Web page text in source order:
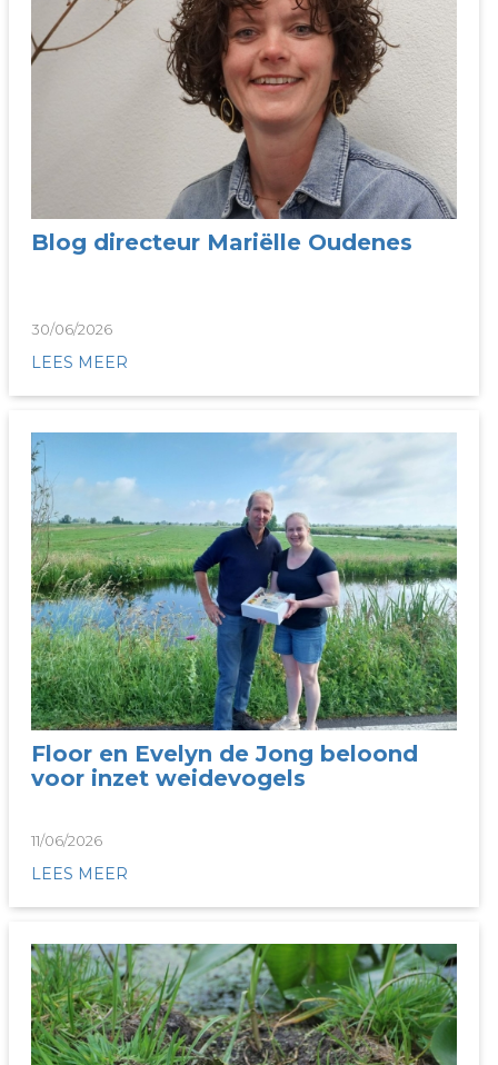
Blog directeur Mariëlle Oudenes
30/06/2026
LEES MEER
Floor en Evelyn de Jong beloond
voor inzet weidevogels
11/06/2026
LEES MEER